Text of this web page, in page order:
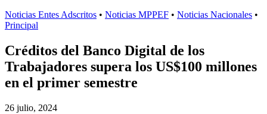
Noticias Entes Adscritos • Noticias MPPEF • Noticias Nacionales •
Principal
Créditos del Banco Digital de los
Trabajadores supera los US$100 millones
en el primer semestre
26 julio, 2024